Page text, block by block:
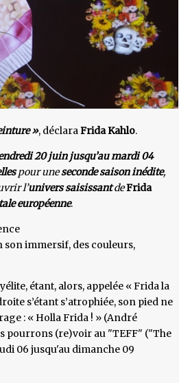
», déclaraFrida Kahlo.
20 juin jusqu’au mardi 04
pour uneseconde saison inédite,
l’univers saisissantdeFrida
européenne.
son immersif, des couleurs,
étant, alors, appelée « Frida la
s’étant s’atrophiée, son pied ne
: « Holla Frida ! » (André
pourrons (re)voir au "TEFF" ("The
06 jusqu'au dimanche 09